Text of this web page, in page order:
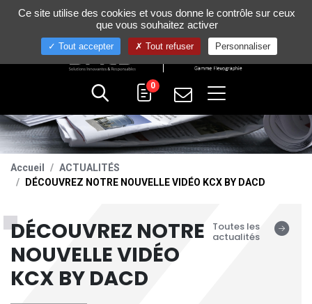
+33 (0)4 75 58 80 10
0
Accueil
ACTUALITÉS
DÉCOUVREZ NOTRE NOUVELLE VIDÉO KCX BY DACD
DÉCOUVREZ NOTRE
NOUVELLE VIDÉO
KCX BY DACD
Toutes les
actualités
Gestion de vos préférences sur les cookies
Ce site utilise des cookies et vous donne le contrôle sur ceux
que vous souhaitez activer
Tout accepter Tout refuser Personnaliser